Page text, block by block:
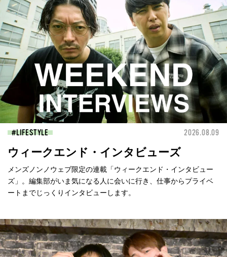
LIFESTYLE 2026.08.09
ウィークエンド・インタビューズ
メンズノンノウェブ限定の連載「ウィークエンド・インタビュー
ズ」。編集部がいま気になる人に会いに行き、仕事からプライベ
ートまでじっくりインタビューします。